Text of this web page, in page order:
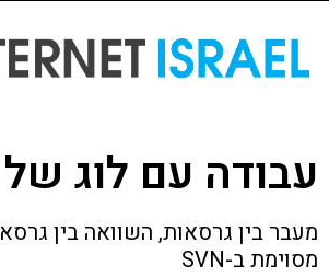
עבודה עם לוג של SVN
מעבר בין גרסאות, השוואה בין
מסוימת ב-SVN